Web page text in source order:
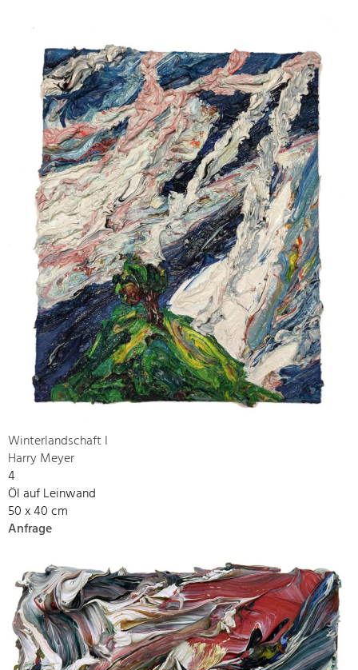
Winterlandschaft I
Harry Meyer
4
Öl auf Leinwand
50 x 40 cm
Anfrage